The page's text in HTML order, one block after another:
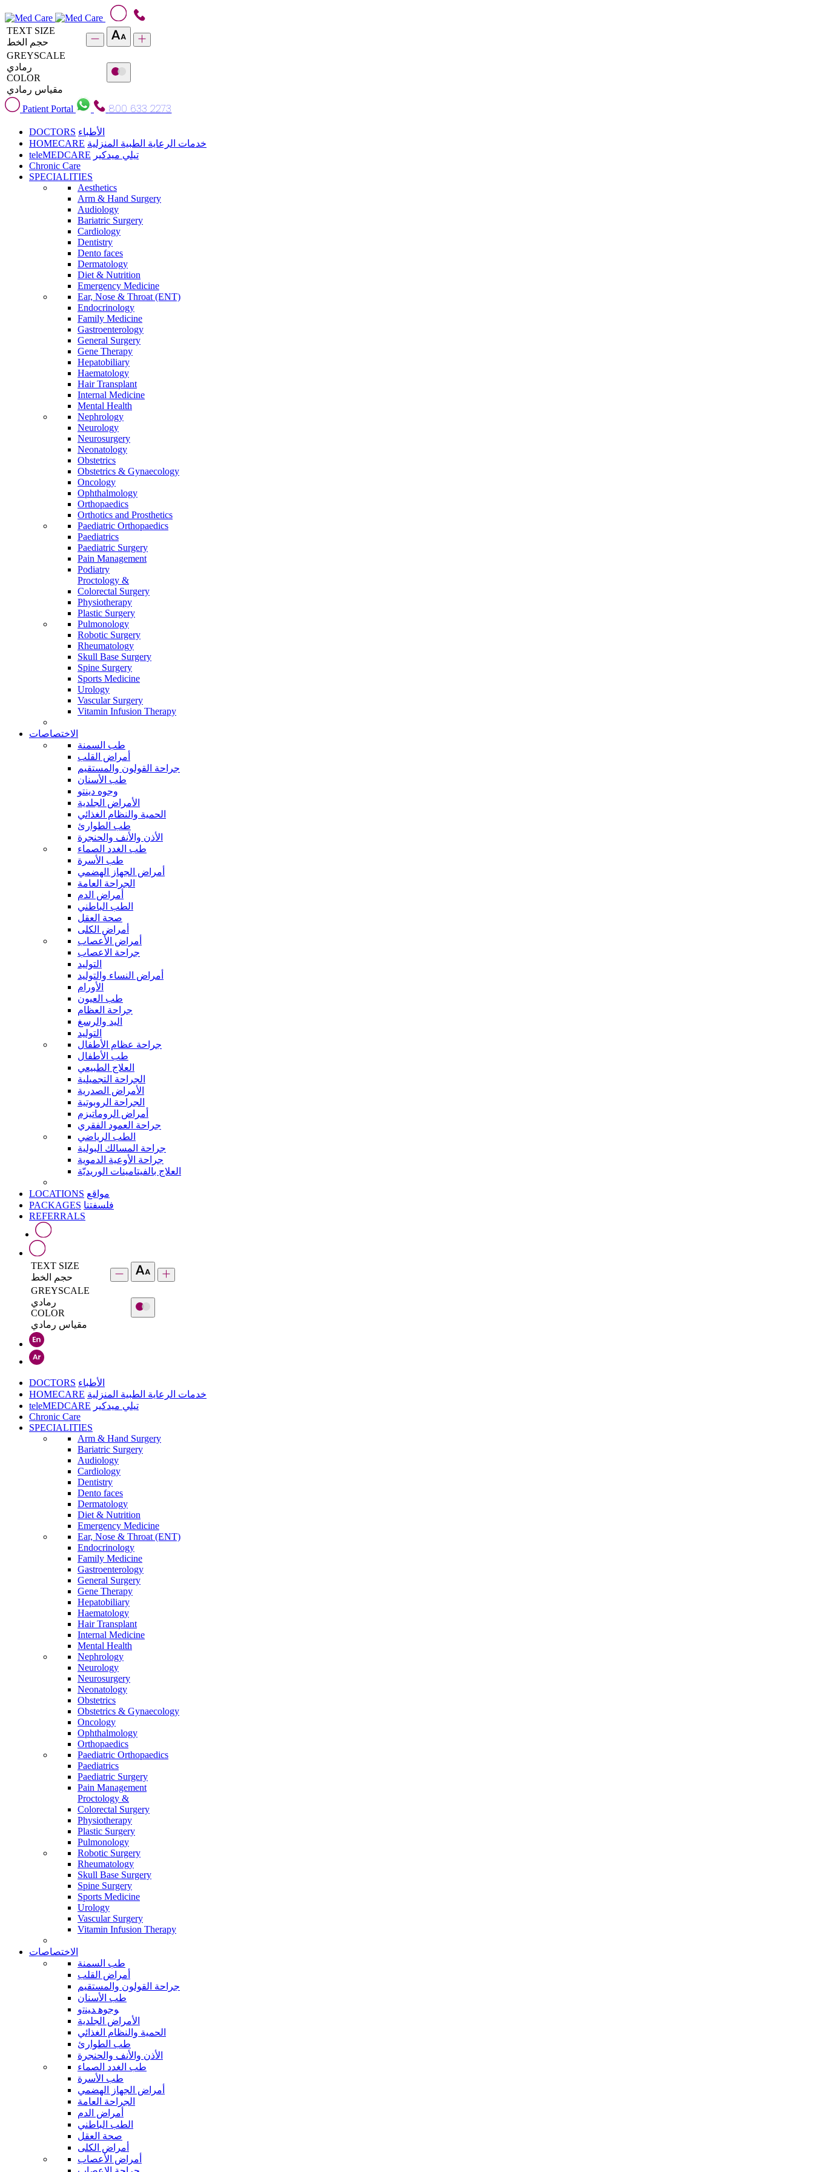
TEXT SIZE
حجم الخط
GREYSCALE
رمادي
COLOR
مقياس رمادي
Patient Portal
800 633 2273
DOCTORS الأطباء
HOMECARE خدمات الرعاية الطبية المنزلية
teleMEDCARE تيلي ميدكير
Chronic Care
SPECIALITIES
Aesthetics
Arm & Hand Surgery
Audiology
Bariatric Surgery
Cardiology
Dentistry
Dento faces
Dermatology
Diet & Nutrition
Emergency Medicine
Ear, Nose & Throat (ENT)
Endocrinology
Family Medicine
Gastroenterology
General Surgery
Gene Therapy
Hepatobiliary
Haematology
Hair Transplant
Internal Medicine
Mental Health
Nephrology
Neurology
Neurosurgery
Neonatology
Obstetrics
Obstetrics & Gynaecology
Oncology
Ophthalmology
Orthopaedics
Orthotics and Prosthetics
Paediatric Orthopaedics
Paediatrics
Paediatric Surgery
Pain Management
Podiatry
Proctology &
Colorectal Surgery
Physiotherapy
Plastic Surgery
Pulmonology
Robotic Surgery
Rheumatology
Skull Base Surgery
Spine Surgery
Sports Medicine
Urology
Vascular Surgery
Vitamin Infusion Therapy
الاختصاصات
طب السمنة
أمراض القلب
جراحة القولون والمستقيم
طب الأسنان
وجوه دينتو
الأمراض الجلدية
الحمية والنظام الغذائي
طب الطوارئ
الأذن والأنف والحنجرة
طب الغدد الصماء
طب الأسرة
أمراض الجهاز الهضمي
الجراحة العامة
أمراض الدم
الطب الباطني
صحة العقل
أمراض الكلى
أمراض الأعصاب
جراحة الاعصاب
التوليد
أمراض النساء والتوليد
الأورام
طب العيون
جراحة العظام
اليد والرسغ
التوليد
جراحة عظام الأطفال
طب الأطفال
العلاج الطبيعي
الجراحة التجميلية
الأمراض الصدرية
الجراحة الروبوتية
أمراض الروماتيزم
جراحة العمود الفقري
الطب الرياضي
جراحة المسالك البولية
جراحة الأوعية الدموية
العلاج بالفيتامينات الوريديّة
LOCATIONS مواقع
PACKAGES فلسفتنا
REFERRALS
TEXT SIZE
حجم الخط
GREYSCALE
رمادي
COLOR
مقياس رمادي
DOCTORS الأطباء
HOMECARE خدمات الرعاية الطبية المنزلية
teleMEDCARE تيلي ميدكير
Chronic Care
SPECIALITIES
Arm & Hand Surgery
Bariatric Surgery
Audiology
Cardiology
Dentistry
Dento faces
Dermatology
Diet & Nutrition
Emergency Medicine
Ear, Nose & Throat (ENT)
Endocrinology
Family Medicine
Gastroenterology
General Surgery
Gene Therapy
Hepatobiliary
Haematology
Hair Transplant
Internal Medicine
Mental Health
Nephrology
Neurology
Neurosurgery
Neonatology
Obstetrics
Obstetrics & Gynaecology
Oncology
Ophthalmology
Orthopaedics
Paediatric Orthopaedics
Paediatrics
Paediatric Surgery
Pain Management
Proctology &
Colorectal Surgery
Physiotherapy
Plastic Surgery
Pulmonology
Robotic Surgery
Rheumatology
Skull Base Surgery
Spine Surgery
Sports Medicine
Urology
Vascular Surgery
Vitamin Infusion Therapy
الاختصاصات
طب السمنة
أمراض القلب
جراحة القولون والمستقيم
طب الأسنان
ﻮﺟﻮﻫ ﺪﻴﻨﺗﻭ
الأمراض الجلدية
الحمية والنظام الغذائي
طب الطوارئ
الأذن والأنف والحنجرة
طب الغدد الصماء
طب الأسرة
أمراض الجهاز الهضمي
الجراحة العامة
أمراض الدم
الطب الباطني
صحة العقل
أمراض الكلى
أمراض الأعصاب